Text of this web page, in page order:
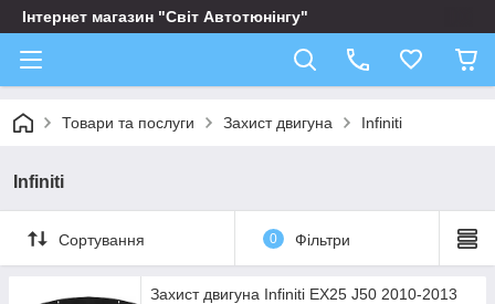
Інтернет магазин "Світ Автотюнінгу"
Товари та послуги Захист двигуна Infiniti
Infiniti
Сортування 0 Фільтри
Захист двигуна Infiniti EX25 J50 2010-2013